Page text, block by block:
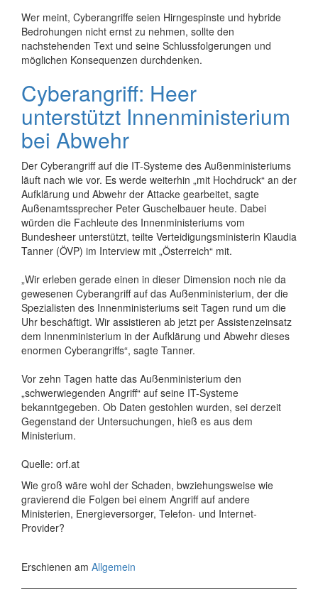
Wer meint, Cyberangriffe seien Hirngespinste und hybride
Bedrohungen nicht ernst zu nehmen, sollte den
nachstehenden Text und seine Schlussfolgerungen und
möglichen Konsequenzen durchdenken.
Cyberangriff: Heer
unterstützt Innenministerium
bei Abwehr
Der Cyberangriff auf die IT-Systeme des Außenministeriums
läuft nach wie vor. Es werde weiterhin „mit Hochdruck“ an der
Aufklärung und Abwehr der Attacke gearbeitet, sagte
Außenamtssprecher Peter Guschelbauer heute. Dabei
würden die Fachleute des Innenministeriums vom
Bundesheer unterstützt, teilte Verteidigungsministerin Klaudia
Tanner (ÖVP) im Interview mit „Österreich“ mit.
„Wir erleben gerade einen in dieser Dimension noch nie da
gewesenen Cyberangriff auf das Außenministerium, der die
Spezialisten des Innenministeriums seit Tagen rund um die
Uhr beschäftigt. Wir assistieren ab jetzt per Assistenzeinsatz
dem Innenministerium in der Aufklärung und Abwehr dieses
enormen Cyberangriffs“, sagte Tanner.
Vor zehn Tagen hatte das Außenministerium den
„schwerwiegenden Angriff“ auf seine IT-Systeme
bekanntgegeben. Ob Daten gestohlen wurden, sei derzeit
Gegenstand der Untersuchungen, hieß es aus dem
Ministerium.
Quelle: orf.at
Wie groß wäre wohl der Schaden, bwziehungsweise wie
gravierend die Folgen bei einem Angriff auf andere
Ministerien, Energieversorger, Telefon- und Internet-
Provider?
Erschienen am Allgemein